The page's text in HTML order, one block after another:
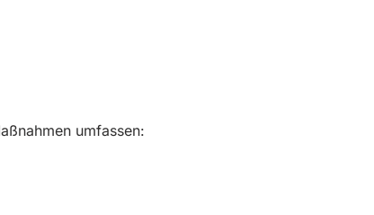
umfassen: